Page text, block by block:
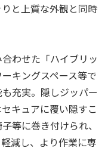
と上質な外観と同時
わせた「ハイブリッ
キングスペース等で
充実。隠しジッパー
キュアに覆い隠すこ
等に巻き付けられ、
減し、より作業に専